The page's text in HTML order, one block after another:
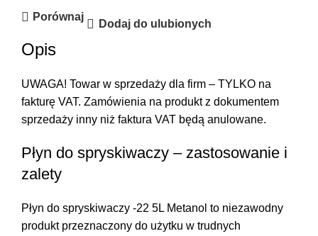
Porównaj
Dodaj do ulubionych
Opis
UWAGA! Towar w sprzedaży dla firm – TYLKO na
fakturę VAT. Zamówienia na produkt z dokumentem
sprzedaży inny niż faktura VAT będą anulowane.
Płyn do spryskiwaczy – zastosowanie i
zalety
Płyn do spryskiwaczy -22 5L Metanol to niezawodny
produkt przeznaczony do użytku w trudnych